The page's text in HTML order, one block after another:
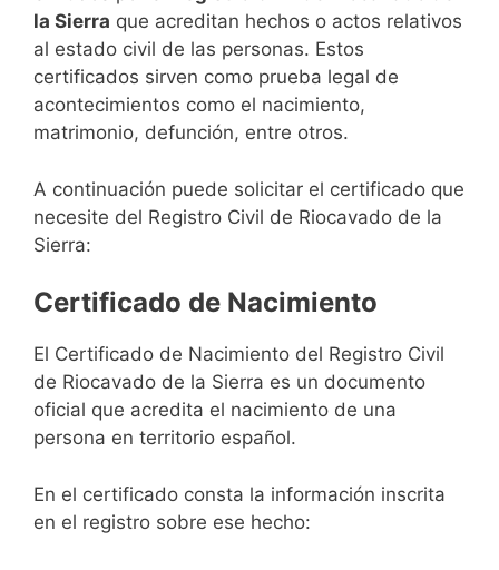
la Sierra que acreditan hechos o actos relativos
al estado civil de las personas. Estos
certificados sirven como prueba legal de
acontecimientos como el nacimiento,
matrimonio, defunción, entre otros.
A continuación puede solicitar el certificado que
necesite del Registro Civil de Riocavado de la
Sierra:
Certificado de Nacimiento
El Certificado de Nacimiento del Registro Civil
de Riocavado de la Sierra es un documento
oficial que acredita el nacimiento de una
persona en territorio español.
En el certificado consta la información inscrita
en el registro sobre ese hecho: